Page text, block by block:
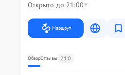
Открыто до 21:00
Маршрут
ОбзорОтзывы 210